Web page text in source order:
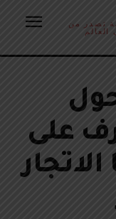
تصدر من
العالم
على